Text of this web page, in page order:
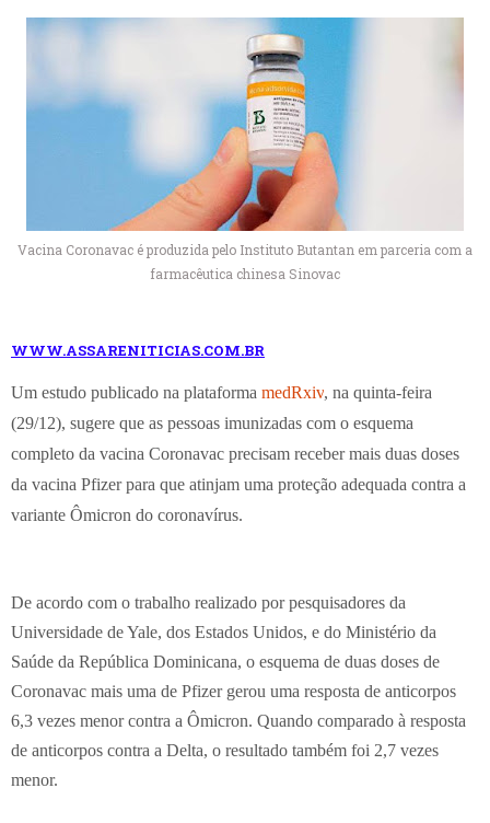
Vacina Coronavac é produzida pelo Instituto Butantan em parceria com a
farmacêutica chinesa Sinovac
WWW.ASSARENITICIAS.COM.BR
Um estudo publicado na plataforma medRxiv, na quinta-feira
(29/12), sugere que as pessoas imunizadas com o esquema
completo da vacina Coronavac precisam receber mais duas doses
da vacina Pfizer para que atinjam uma proteção adequada contra a
variante Ômicron do coronavírus.
De acordo com o trabalho realizado por pesquisadores da
Universidade de Yale, dos Estados Unidos, e do Ministério da
Saúde da República Dominicana, o esquema de duas doses de
Coronavac mais uma de Pfizer gerou uma resposta de anticorpos
6,3 vezes menor contra a Ômicron. Quando comparado à resposta
de anticorpos contra a Delta, o resultado também foi 2,7 vezes
menor.